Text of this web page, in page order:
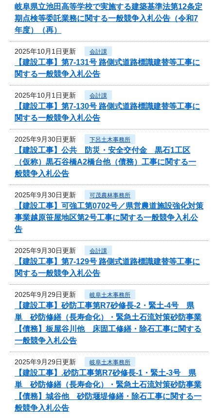
岐阜県立池田高等学校で実施する建築基準法第12条定
期点検等委託業務に関する一般競争入札公告（令和7
年度）（再）
2025年10月1日更新 会計課
【建設工事】第7-131号 路側式道路標識建替等工事に
関する一般競争入札公告
2025年10月1日更新 会計課
【建設工事】第7-130号 路側式道路標識建替等工事に
関する一般競争入札公告
2025年9月30日更新 下呂土木事務所
【建設工事】公共 防災・安全交付金 黒石1工区
（仮称）黒石谷橋A2橋台他（債務）工事に関する一
般競争入札公告
2025年9月30日更新 可茂農林事務所
【建設工事】可強工第0702号／県営農道施設強化対策
事業越原笹屋地区第2号工事に関する一般競争入札公
告
2025年9月30日更新 会計課
【建設工事】第7-129号 路側式道路標識建替等工事に
関する一般競争入札公告
2025年9月29日更新 岐阜土木事務所
【建設工事】砂防工事第R7砂修長-2・緊土-4号 県
単 砂防修繕（長寿命化）・緊急土石流対策砂防事業
【債務】板屋谷川他 床固工修繕・除石工事に関する
一般競争入札公告
2025年9月29日更新 岐阜土木事務所
【建設工事】.砂防工事第R7砂修長-1・緊土-3号 県
単 砂防修繕（長寿命化）・緊急土石流対策砂防事業
【債務】城谷他 砂防堰堤修繕・除石工事に関する一
般競争入札公告